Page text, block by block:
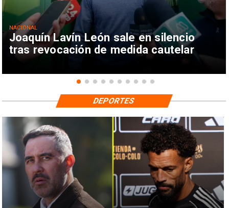
Joaquín Lavín León sale en silencio
tras revocación de medida cautelar
NACIONAL
DEPORTES